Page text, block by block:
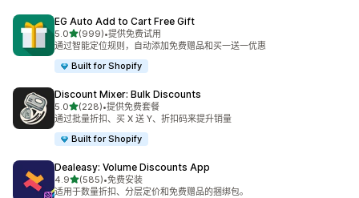
EG Auto Add to Cart Free Gift
5.0星（满分 5 星）
(999)
总共 999 条评论
•提供免费试用
通过智能定位规则，自动添加免费赠品和买一送一优惠
Built for Shopify
Discount Mixer: Bulk Discounts
5.0星（满分 5 星）
(228)
总共 228 条评论
•提供免费套餐
通过批量折扣、买 X 送 Y、折扣码来提升销量
Built for Shopify
Dealeasy: Volume Discounts App
4.9星（满分 5 星）
(585)
总共 585 条评论
•免费安装
适用于数量折扣、分层定价和免费赠品的捆绑包。